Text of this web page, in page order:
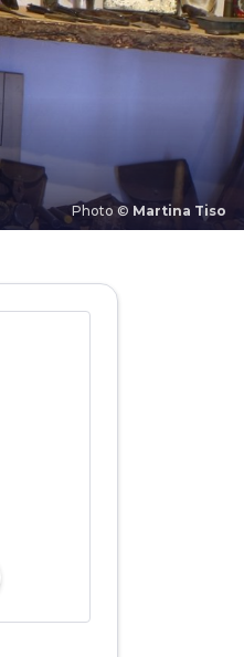
Photo © Martina Tiso